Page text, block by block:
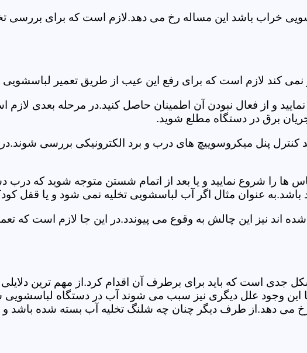
خراب باشد این مساله رخ می دهد.لازم است که برای
کند لازم است که برای رفع این عیب از طریق تعمیر لباسشویی
و از فعال نبودن آن اطمینان حاصل کنید.در مرحله بعدی
برق در دستگاه مطلع شوید.
پنل میکروسوییچ های درب و برد الکترونیکی بررسی
ها را شروع نمایید و یا بعد از اتمام شستن متوجه شوید که درب
عنوان مثال اگر آب لباسشویی تخلیه نمی شود و یا قفل
اند نیز این چالش به وقوع می پیوندد.در این جا لازم است که
جدی است که باید برای برطرف آن اقدام کرد.از مهم ترین
این وجود علل دیگری نیز سبب می شوند آب در دستگاه
رخ می دهد.از طرف دیگر چنان چه شلنگ تخلیه آب بسته شده باشد